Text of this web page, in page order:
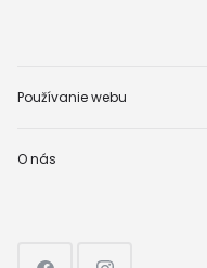
Používanie webu
O nás